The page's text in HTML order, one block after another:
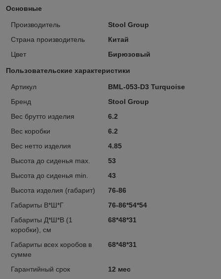
Основные
Производитель
Stool Group
Страна производитель
Китай
Цвет
Бирюзовый
Пользовательские характеристики
Артикул
BML-053-D3 Turquoise
Бренд
Stool Group
Вес брутто изделия
6.2
Вес коробки
6.2
Вес нетто изделия
4.85
Высота до сиденья max.
53
Высота до сиденья min.
43
Высота изделия (габарит)
76-86
Габариты В*Ш*Г
76-86*54*54
Габариты Д*Ш*В (1
коробки), см
68*48*31
Габариты всех коробов в
сумме
68*48*31
Гарантийный срок
12 мес